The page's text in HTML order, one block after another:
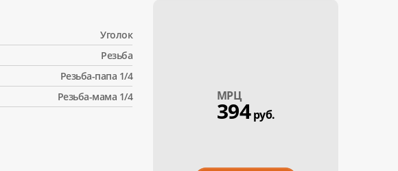
Уголок
Резьба
Резьба-папа 1/4
Резьба-мама 1/4 МPЦ
394руб.